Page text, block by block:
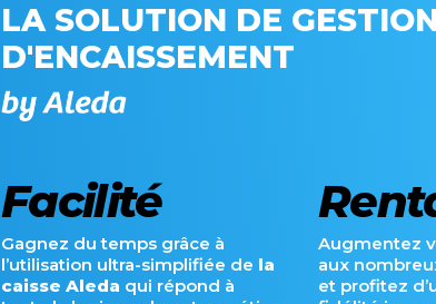
LA SOLUTION DE
D'ENCAISSEMENT
Facilité
Gagnez du temps grâce à
l’utilisation ultra-simplifiée de la
caisse Aleda qui répond à
Augmentez
aux
et profitez